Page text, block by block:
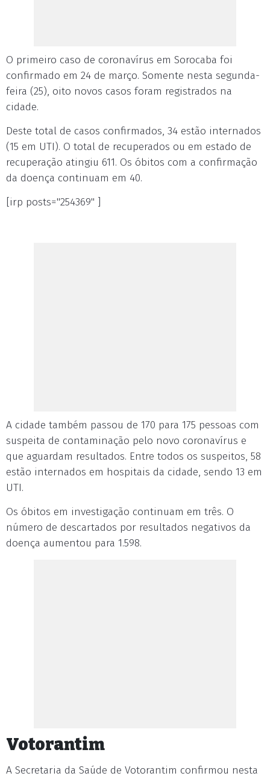
O primeiro caso de coronavírus em Sorocaba foi
confirmado em 24 de março. Somente nesta segunda-
feira (25), oito novos casos foram registrados na
cidade.
Deste total de casos confirmados, 34 estão internados
(15 em UTI). O total de recuperados ou em estado de
recuperação atingiu 611. Os óbitos com a confirmação
da doença continuam em 40.
[irp posts="254369" ]
A cidade também passou de 170 para 175 pessoas com
suspeita de contaminação pelo novo coronavírus e
que aguardam resultados. Entre todos os suspeitos, 58
estão internados em hospitais da cidade, sendo 13 em
UTI.
Os óbitos em investigação continuam em três. O
número de descartados por resultados negativos da
doença aumentou para 1.598.
Votorantim
A Secretaria da Saúde de Votorantim confirmou nesta